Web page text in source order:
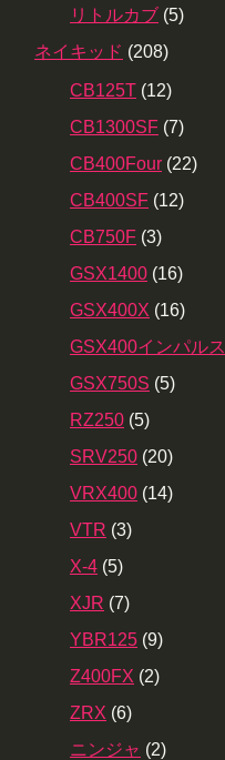
リトルカブ (5)
ネイキッド (208)
CB125T (12)
CB1300SF (7)
CB400Four (22)
CB400SF (12)
CB750F (3)
GSX1400 (16)
GSX400X (16)
GSX400インパルス
GSX750S (5)
RZ250 (5)
SRV250 (20)
VRX400 (14)
VTR (3)
X-4 (5)
XJR (7)
YBR125 (9)
Z400FX (2)
ZRX (6)
ニンジャ (2)